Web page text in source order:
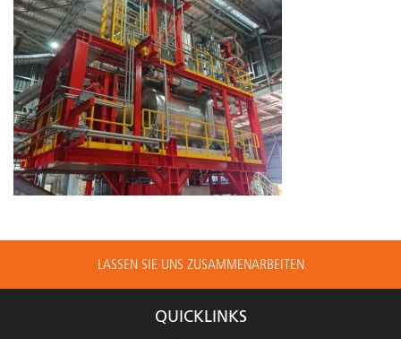
LASSEN SIE UNS ZUSAMMENARBEITEN
QUICKLINKS